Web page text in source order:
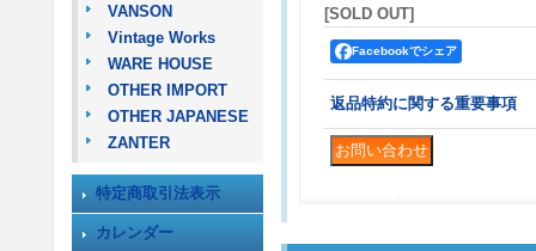
VANSON
Vintage Works
WARE HOUSE
OTHER IMPORT
OTHER JAPANESE
ZANTER
特定商取引法表示
カレンダー
[SOLD OUT]
Facebookでシェア
返品特約に関する重要事項